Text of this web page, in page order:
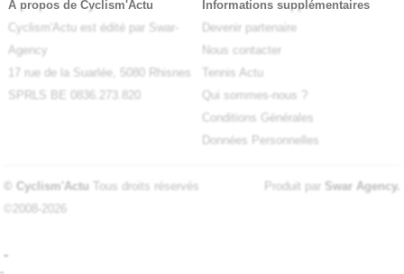
A propos de Cyclism'Actu
Cyclism'Actu est édité par Swar-
Agency
17 rue de la Suarlée, 5080 Rhisnes
SPRLS BE 0836.273.820
Informations supplémentaires
Devenir partenaire
Nous contacter
Tennis Actu
Qui sommes-nous ?
Conditions Générales
Données Personnelles
© Cyclism'Actu Tous droits réservés
©2008-2026
Produit par Swar Agency.
-